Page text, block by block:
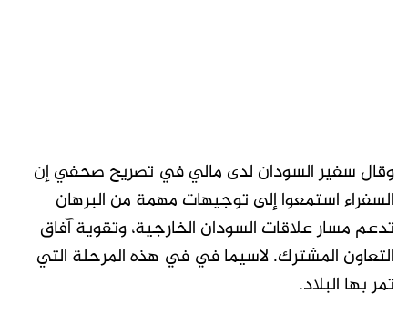
وقال سفير السودان لدى مالي في تصريح صحفي إن
السفراء استمعوا إلى توجيهات مهمة من البرهان
تدعم مسار علاقات السودان الخارجية، وتقوية آفاق
التعاون المشترك. لاسيما في في هذه المرحلة التي
تمر بها البلاد.